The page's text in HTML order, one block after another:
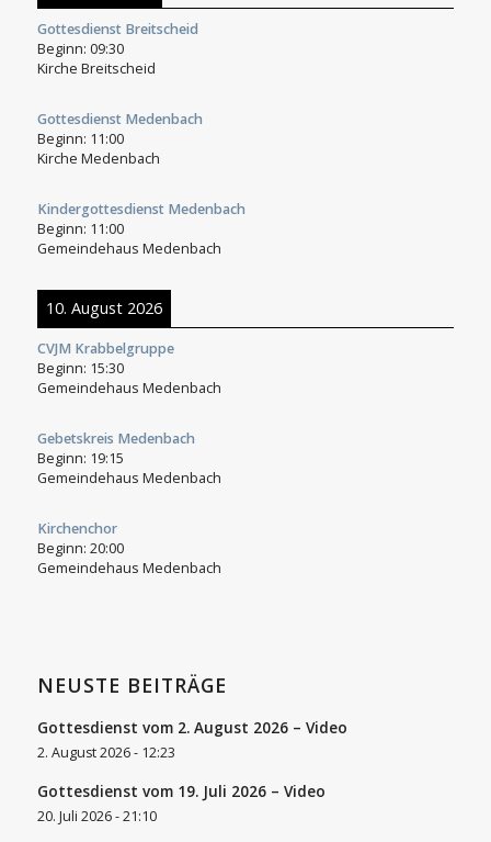
Gottesdienst Breitscheid
Beginn: 09:30
Kirche Breitscheid
Gottesdienst Medenbach
Beginn: 11:00
Kirche Medenbach
Kindergottesdienst Medenbach
Beginn: 11:00
Gemeindehaus Medenbach
10. August 2026
CVJM Krabbelgruppe
Beginn: 15:30
Gemeindehaus Medenbach
Gebetskreis Medenbach
Beginn: 19:15
Gemeindehaus Medenbach
Kirchenchor
Beginn: 20:00
Gemeindehaus Medenbach
NEUSTE BEITRÄGE
Gottesdienst vom 2. August 2026 – Video
2. August 2026 - 12:23
Gottesdienst vom 19. Juli 2026 – Video
20. Juli 2026 - 21:10